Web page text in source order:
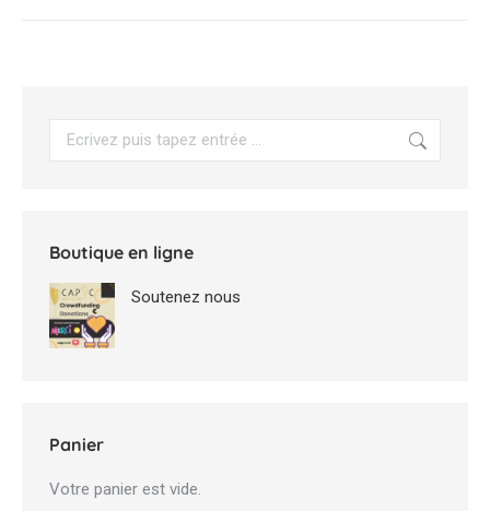
Search:
Boutique en ligne
Soutenez nous
Panier
Votre panier est vide.